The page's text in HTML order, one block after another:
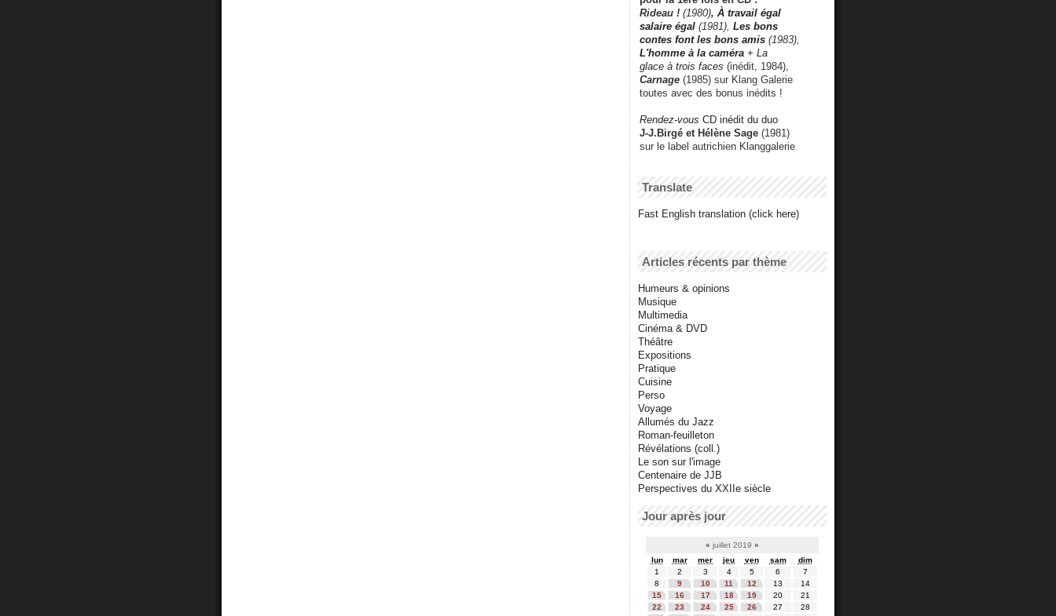
Rideau ! (1980), À travail égal
salaire égal (1981), Les bons
contes font les bons amis (1983),
L'homme à la caméra + La
glace à trois faces (inédit, 1984),
Carnage (1985) sur Klang Galerie
toutes avec des bonus inédits !
Rendez-vous CD inédit du duo
J-J.Birgé et Hélène Sage (1981)
sur le label autrichien Klanggalerie
Translate
Fast English translation (click here)
Articles récents par thème
Humeurs & opinions
Musique
Multimedia
Cinéma & DVD
Théâtre
Expositions
Pratique
Cuisine
Perso
Voyage
Allumés du Jazz
Roman-feuilleton
Révélations (coll.)
Le son sur l'image
Centenaire de JJB
Perspectives du XXIIe siècle
Jour après jour
« juillet 2019 »
lun
mar mer jeu ven sam
dim
1
2 3 4 5 6
7
8
9 10 11 12 13
14
15
16 17 18 19 20
21
22
23 24 25 26 27
28